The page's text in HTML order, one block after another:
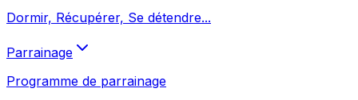
Dormir, Récupérer, Se détendre...
Parrainage
Programme de parrainage